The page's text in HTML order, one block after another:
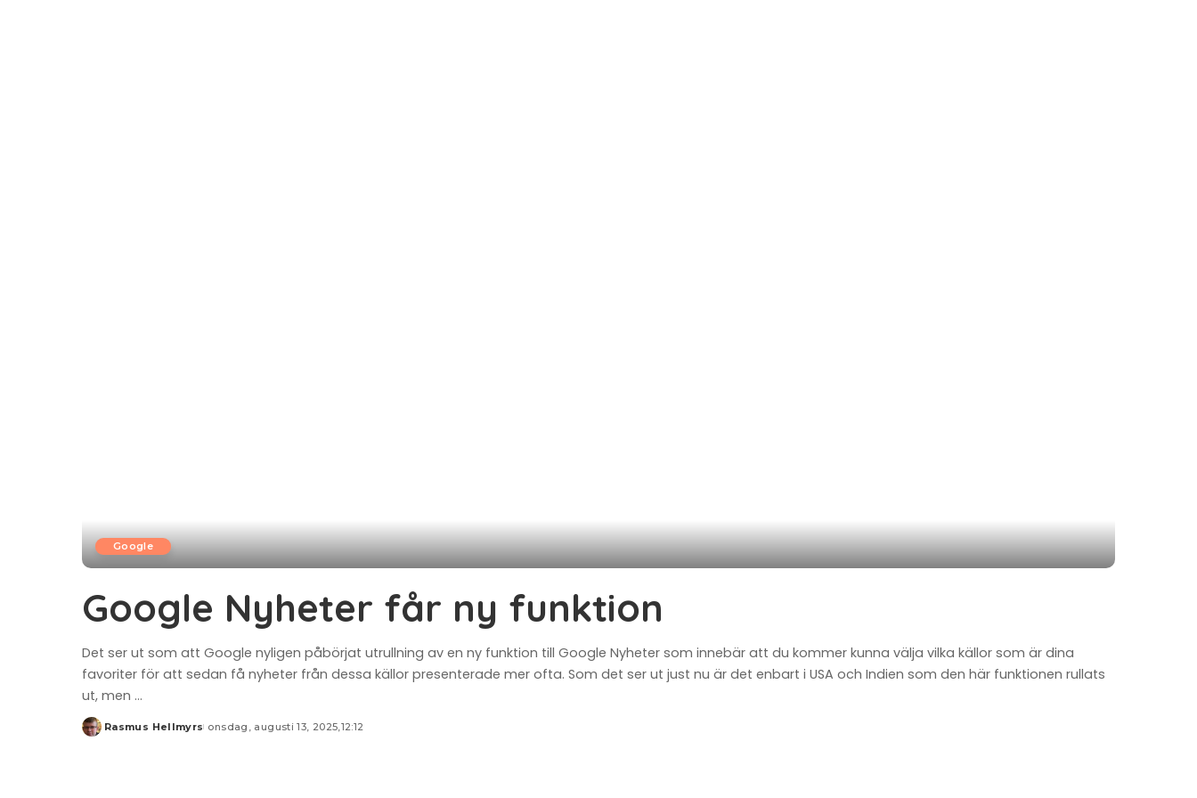
Google
Google Nyheter får ny funktion
Det ser ut som att Google nyligen påbörjat utrullning av en ny funktion till Google Nyheter som innebär att du kommer kunna välja vilka källor som är dina
favoriter för att sedan få nyheter från dessa källor presenterade mer ofta. Som det ser ut just nu är det enbart i USA och Indien som den här funktionen rullats
ut, men ...
Posted
Rasmus Hellmyrs onsdag, augusti 13, 2025,12:12